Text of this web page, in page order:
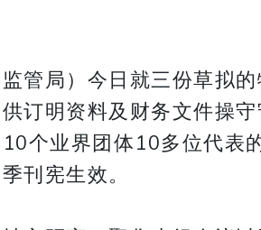
管局）今日就三份草拟
订明资料及财务文件操
个业界团体10多位代表
刊宪生效。